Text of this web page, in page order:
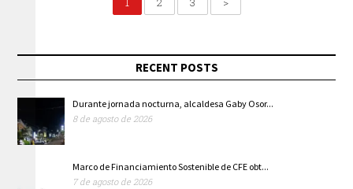
RECENT POSTS
Durante jornada nocturna, alcaldesa Gaby Osor...
8 de agosto de 2026
Marco de Financiamiento Sostenible de CFE obt...
7 de agosto de 2026